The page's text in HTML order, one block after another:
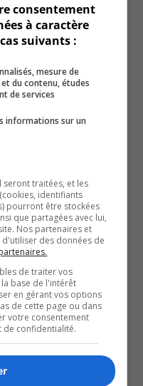
Constant
pont Jacques-
l’hiver
consentement
à caractère
suivants :
mesure de
du contenu, études
de services
informations sur un
seront traitées, et les
identifiants
pourront être stockées
que partagées avec lui,
Nos partenaires et
des données de
de traiter vos
base de l'intérêt
en gérant vos options
de cette page ou dans
votre consentement
de confidentialité.